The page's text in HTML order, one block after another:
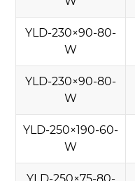
YLD-230×90-80-
W
YLD-230×90-80-
W
YLD-250×190-60-
W